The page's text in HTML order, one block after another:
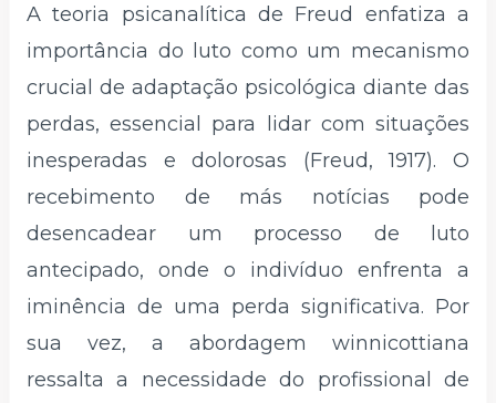
A teoria psicanalítica de Freud enfatiza a
importância do luto como um mecanismo
crucial de adaptação psicológica diante das
perdas, essencial para lidar com situações
inesperadas e dolorosas (Freud, 1917). O
recebimento de más notícias pode
desencadear um processo de luto
antecipado, onde o indivíduo enfrenta a
iminência de uma perda significativa. Por
sua vez, a abordagem winnicottiana
ressalta a necessidade do profissional de